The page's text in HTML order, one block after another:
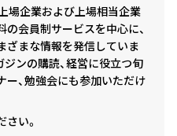
場企業および上場相当企業
会員制サービスを中心に、
ざまな情報を発信していま
ンの購読、経営に役立つ旬
、勉強会にも参加いただけ
い。